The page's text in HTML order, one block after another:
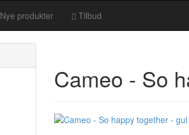
Nye produkter Tilbud
Cameo - So